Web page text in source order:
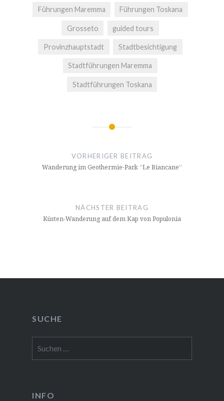
Führungen Maremma Führungen Toskana
Grosseto guided tours
Provinzhauptstadt Stadtbesichtigung
Stadtführungen Maremma
Stadtführungen Toskana
Beitragsnavigation
VORHERIGER BEITRAG
Wanderung im Geothermie-Park “Le Biancane”
NÄCHSTER BEITRAG
Küsten-Wanderung auf dem Kap von Populonia
SUCHE
nach:
INFO